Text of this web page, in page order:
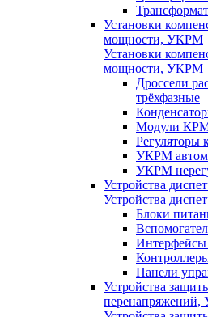
Установки
мощности, УКРМ
Установки
мощности, УКРМ
Дроссели
трёхфазные
Модули
Регуляторы
УКРМ
УКРМ
Устройства
Устройства
Блоки
Интерфейсы
Панели
Устройства